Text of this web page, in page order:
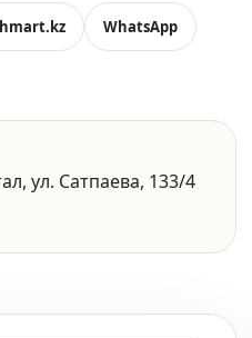
WhatsApp
ул. Сатпаева, 133/4